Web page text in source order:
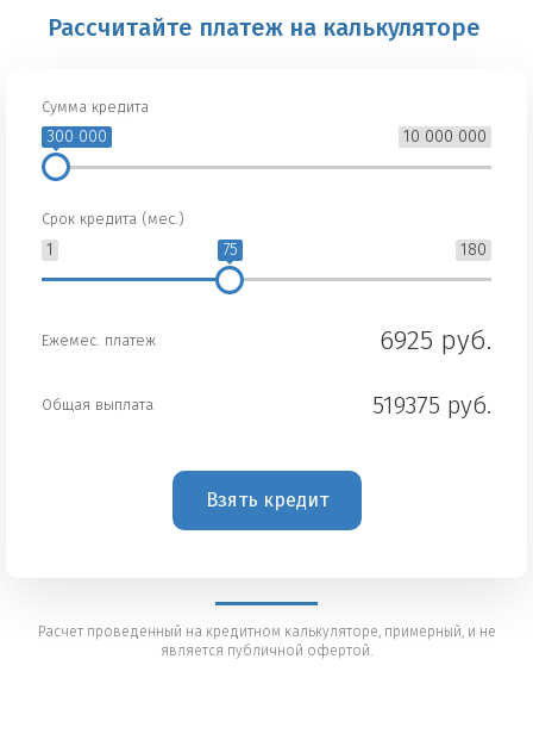
Рассчитайте платеж на калькуляторе
Сумма кредита
10 000 000
300 000
Срок кредита (мес.)
1 180
75
Ежемес. платеж 6925 руб.
Общая выплата 519375 руб.
Взять кредит
Расчет проведенный на кредитном калькуляторе, примерный, и не
является публичной офертой.